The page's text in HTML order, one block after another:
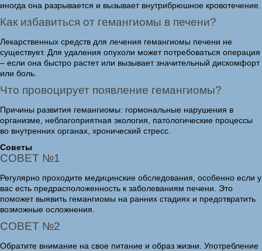
иногда она разрывается и вызывает внутрибрюшное кровотечение.
Как избавиться от гемангиомы в печени?
Лекарственных средств для лечения гемангиомы печени не
существует. Для удаления опухоли может потребоваться операция
– если она быстро растет или вызывает значительный дискомфорт
или боль.
Что провоцирует появление гемангиомы?
Причины развития гемангиомы: гормональные нарушения в
организме, неблагоприятная экология, патологические процессы
во внутренних органах, хронический стресс.
Советы
СОВЕТ №1
Регулярно проходите медицинские обследования, особенно если у
вас есть предрасположенность к заболеваниям печени. Это
поможет выявить гемангиомы на ранних стадиях и предотвратить
возможные осложнения.
СОВЕТ №2
Обратите внимание на свое питание и образ жизни. Употребление